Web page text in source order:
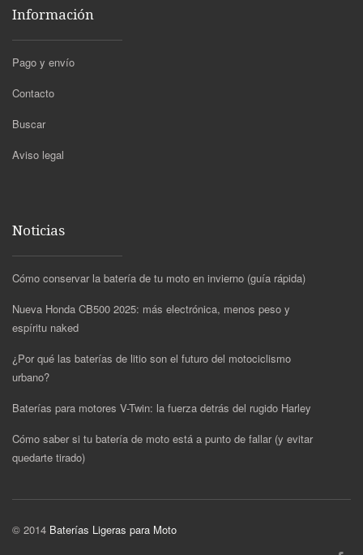
Información
Pago y envío
Contacto
Buscar
Aviso legal
Noticias
Cómo conservar la batería de tu moto en invierno (guía rápida)
Nueva Honda CB500 2025: más electrónica, menos peso y
espíritu naked
¿Por qué las baterías de litio son el futuro del motociclismo
urbano?
Baterías para motores V-Twin: la fuerza detrás del rugido Harley
Cómo saber si tu batería de moto está a punto de fallar (y evitar
quedarte tirado)
© 2014 Baterías Ligeras para Moto